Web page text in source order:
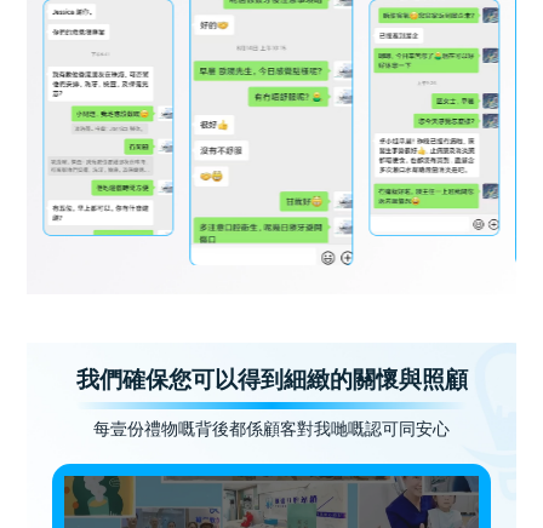
我們確保您可以得到細緻的關懷與照顧
每壹份禮物嘅背後都係顧客對我哋嘅認可同安心